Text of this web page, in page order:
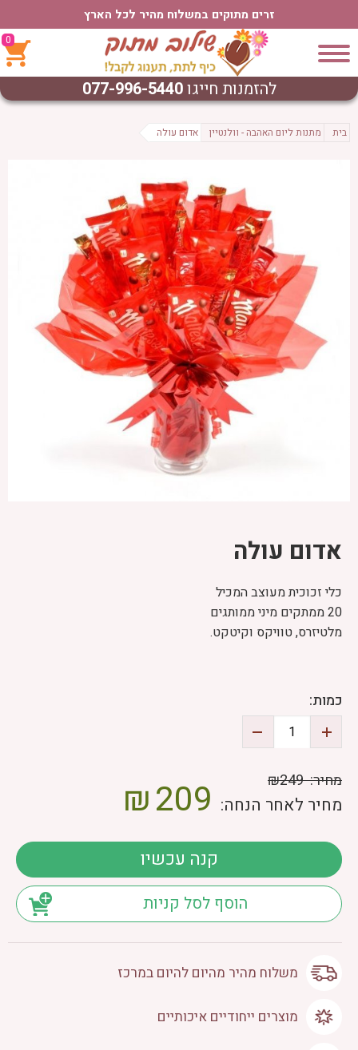
זרים מתוקים במשלוח מהיר לכל הארץ
0
להזמנות חייגו077-996-5440
בית מתנות ליום האהבה - וולנטיין אדום עולה
אדום עולה
כלי זכוכית מעוצב המכיל
20 ממתקים מיני ממותגים
מלטיזרס, טוויקס וקיטקט.
כמות:
מחיר:₪249
מחיר לאחר הנחה: 209
₪
קנה עכשיו
הוסף לסל קניות
משלוח מהיר מהיום להיום במרכז
מוצרים ייחודיים איכותיים